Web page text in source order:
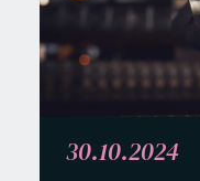
30.10.2024